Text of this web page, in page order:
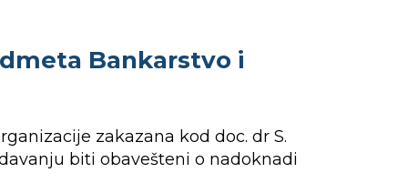
Bankarstvo i
zakazana kod doc. dr S.
biti obavešteni o nadoknadi